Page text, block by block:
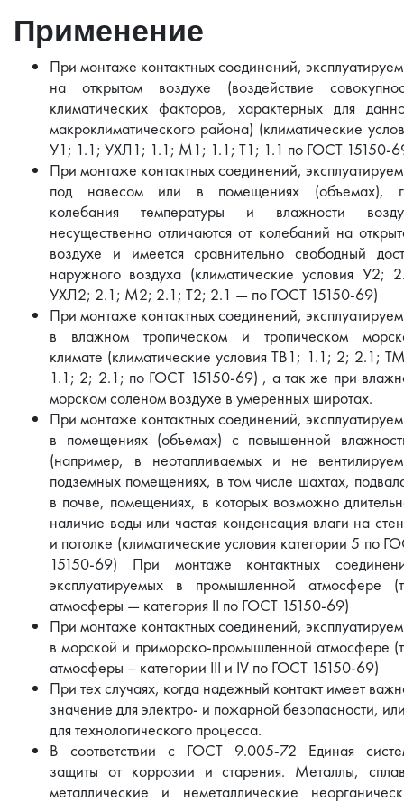
Применение
При монтаже контактных соединений,
на открытом воздухе (воздействие
климатических факторов, характерных для
макроклиматического района) (климатические
У1; 1.1; УХЛ1; 1.1; M1; 1.1; T1; 1.1 по ГОСТ 15150-
При монтаже контактных соединений,
под навесом или в помещениях (объемах),
колебания температуры и влажности
несущественно отличаются от колебаний на
воздухе и имеется сравнительно свободный
наружного воздуха (климатические условия У2;
УХЛ2; 2.1; M2; 2.1; T2; 2.1 — по ГОСТ 15150-69)
При монтаже контактных соединений,
в влажном тропическом и тропическом
климате (климатические условия TB1; 1.1; 2; 2.1;
1.1; 2; 2.1; по ГОСТ 15150-69) , а так же при
морском соленом воздухе в умеренных широтах.
При монтаже контактных соединений,
в помещениях (объемах) с повышенной
(например, в неотапливаемых и не
подземных помещениях, в том числе шахтах,
в почве, помещениях, в которых возможно
наличие воды или частая конденсация влаги на
и потолке (климатические условия категории 5 по
15150-69) При монтаже контактных
эксплуатируемых в промышленной атмосфере
атмосферы — категория II по ГОСТ 15150-69)
При монтаже контактных соединений,
в морской и приморско-промышленной атмосфере
атмосферы – категории III и IV по ГОСТ 15150-69)
При тех случаях, когда надежный контакт имеет
значение для электро- и пожарной безопасности,
для технологического процесса.
В соответствии с ГОСТ 9.005-72 Единая
защиты от коррозии и старения. Металлы,
металлические и неметаллические